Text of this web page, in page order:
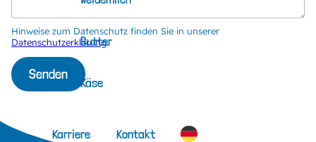
Butter
Käse
Karriere Kontakt
Hinweise zum Datenschutz finden Sie in unserer
Datenschutzerklärung.
Senden